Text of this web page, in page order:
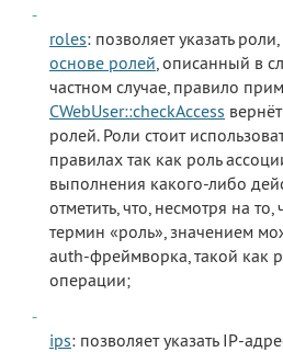
roles: позволяет указать
основе ролей, описанный в
частном случае, правило
CWebUser::checkAccess
ролей. Роли стоит
правилах так как роль
выполнения какого-либо
отметить, что, несмотря на
термин «роль», значением
auth-фреймворка, такой как
операции;
ips: позволяет указать IP-